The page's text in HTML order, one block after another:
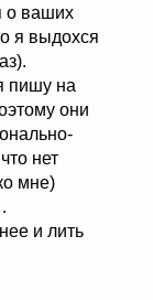
о ваших
я выдохся
пишу на
они
нет
мне)
и лить